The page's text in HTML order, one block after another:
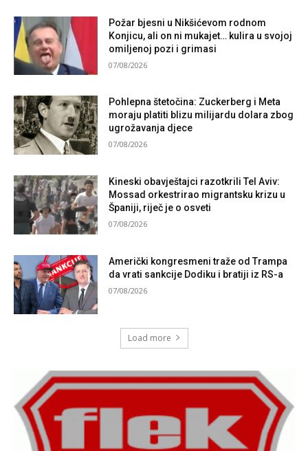
Požar bjesni u Nikšićevom rodnom
Konjicu, ali on ni mukajet… kulira u svojoj
omiljenoj pozi i grimasi
07/08/2026
Pohlepna štetočina: Zuckerberg i Meta
moraju platiti blizu milijardu dolara zbog
ugrožavanja djece
07/08/2026
Kineski obavještajci razotkrili Tel Aviv:
Mossad orkestrirao migrantsku krizu u
Španiji, riječ je o osveti
07/08/2026
Američki kongresmeni traže od Trampa
da vrati sankcije Dodiku i bratiji iz RS-a
07/08/2026
Load more